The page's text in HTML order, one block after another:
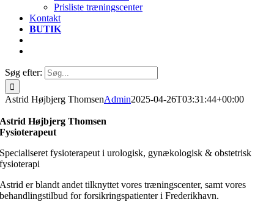
Prisliste træningscenter
Kontakt
BUTIK
Søg efter:
Astrid Højbjerg ThomsenAdmin2025-04-26T03:31:44+00:00
Astrid Højbjerg Thomsen
Fysioterapeut
Specialiseret fysioterapeut i urologisk, gynækologisk & obstetrisk
fysioterapi
Astrid er blandt andet tilknyttet vores træningscenter, samt vores
behandlingstilbud for forsikringspatienter i Frederikhavn.